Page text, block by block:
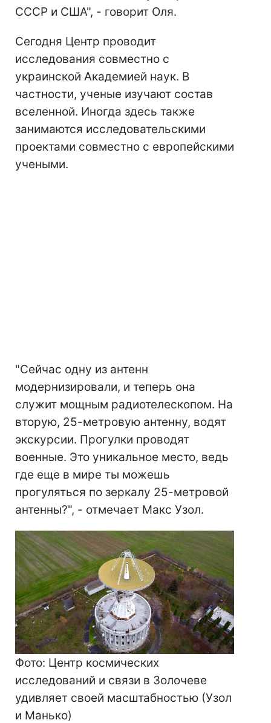
СССР и США", - говорит Оля.
Сегодня Центр проводит
исследования совместно с
украинской Академией наук. В
частности, ученые изучают состав
вселенной. Иногда здесь также
занимаются исследовательскими
проектами совместно с европейскими
учеными.
"Сейчас одну из антенн
модернизировали, и теперь она
служит мощным радиотелескопом. На
вторую, 25-метровую антенну, водят
экскурсии. Прогулки проводят
военные. Это уникальное место, ведь
где еще в мире ты можешь
прогуляться по зеркалу 25-метровой
антенны?", - отмечает Макс Узол.
Фото: Центр космических
исследований и связи в Золочеве
удивляет своей масштабностью (Узол
и Манько)